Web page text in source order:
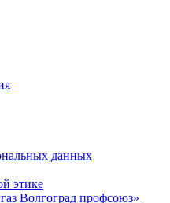
данных
этике
Волгоград профсоюз»